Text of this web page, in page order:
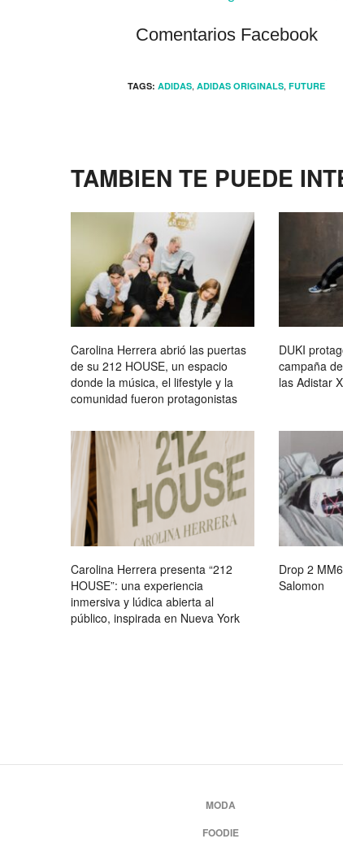
Comentarios Facebook
TAGS: ADIDAS, ADIDAS ORIGINALS, FUTURE
TAMBIEN TE PUEDE
Carolina Herrera abrió las puertas
de su 212 HOUSE, un espacio
donde la música, el lifestyle y la
comunidad fueron protagonistas
DUKI
campaña
las Adistar
Carolina Herrera presenta “212
HOUSE”: una experiencia
inmersiva y lúdica abierta al
público, inspirada en Nueva York
Drop 2
Salomon
MODA
FOODIE